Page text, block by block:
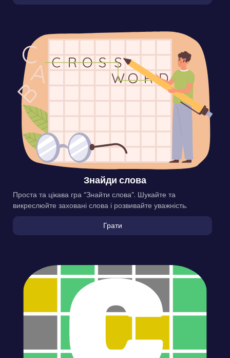
Знайди слова
Проста та цікава гра “Знайти слова”. Шукайте та
викреслюйте заховані слова і розвивайте уважність.
Грати